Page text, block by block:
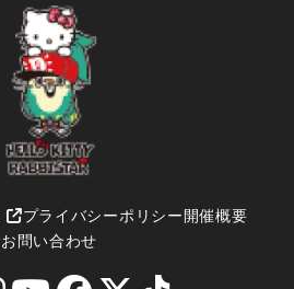
プライバシーポリシー開催概要
お問い合わせ